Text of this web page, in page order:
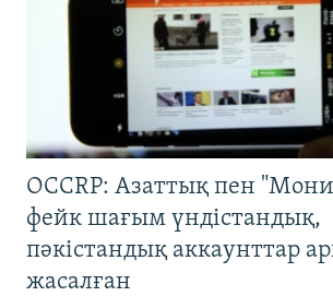
OCCRP: Азаттық пен
фейк шағым үндістандық,
пәкістандық аккаунттар
жасалған